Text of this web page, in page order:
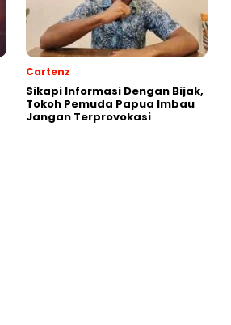
Cartenz
Sikapi Informasi Dengan Bijak,
Tokoh Pemuda Papua Imbau
Jangan Terprovokasi